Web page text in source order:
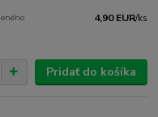
4,90 EUR/ks
Pridať do košíka